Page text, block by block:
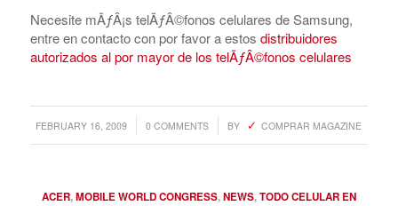
Necesite mÃƒÂ¡s telÃƒÂ©fonos celulares de Samsung,
entre en contacto con por favor a estos distribuidores
autorizados al por mayor de los telÃƒÂ©fonos celulares
FEBRUARY 16, 2009
/ 0 COMMENTS
/ BY COMPRAR MAGAZINE
ACER,MOBILE WORLD CONGRESS,NEWS,TODO CELULAR EN